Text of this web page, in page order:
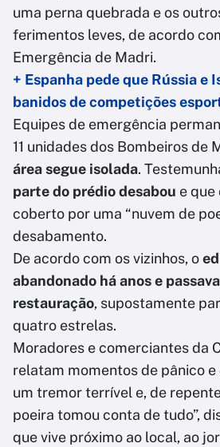
uma perna quebrada e os
ferimentos leves, de acordo
Emergência de Madri.
+ Espanha pede que Rússia e
banidos de competições
Equipes de emergência
11 unidades dos Bombeiros de
área segue isolada.
parte do prédio desabou e que
coberto por uma “nuvem de
desabamento.
De acordo com os vizinhos, o
abandonado há anos e
restauração, supostamente
quatro estrelas.
Moradores e comerciantes da
relatam momentos de pânico
um tremor terrível e, de
poeira tomou conta de tudo”,
que vive próximo ao local, ao